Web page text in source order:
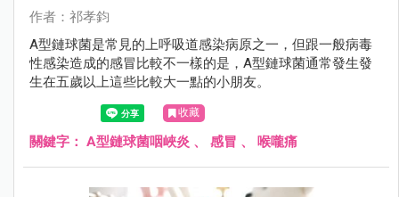
作者：祁孝鈞
A型鏈球菌是常見的上呼吸道感染病原之一，但跟一般病毒
性感染造成的感冒比較不一樣的是，A型鏈球菌通常發生發
生在五歲以上這些比較大一點的小朋友。
收藏
關鍵字： A型鏈球菌咽峽炎 、 感冒 、 喉嚨痛